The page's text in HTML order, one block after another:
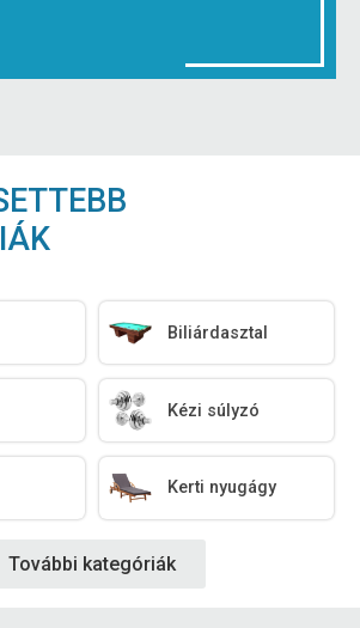
Biliárdasztal
Kézi súlyzó
Kerti nyugágy
További kategóriák